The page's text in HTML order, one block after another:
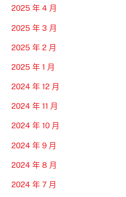
2025 年 4 月
2025 年 3 月
2025 年 2 月
2025 年 1 月
2024 年 12 月
2024 年 11 月
2024 年 10 月
2024 年 9 月
2024 年 8 月
2024 年 7 月